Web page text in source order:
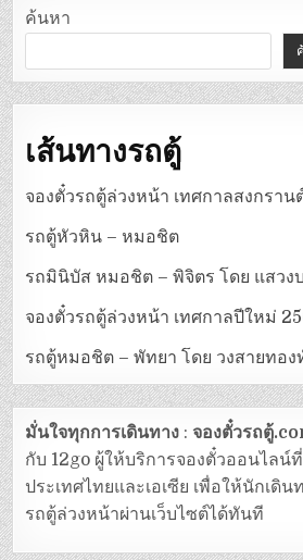
ค้นหา
เส้นทางรถตู้
จองตั๋วรถตู้ล่วงหน้า เทศกาลสงกราน
รถตู้หัวหิน – หมอชิต
รถมินิบัส หมอชิต – พิจิตร โดย แสวง
จองตั๋วรถตู้ล่วงหน้า เทศกาลปีใหม่
รถตู้หมอชิต – พัทยา โดย วงสายทอง
มั่นใจทุกการเดินทาง :จองตั๋วรถตู้
กับ 12go ผู้ให้บริการจองตั๋วออนไลน์
ประเทศไทยและเอเซีย เพื่อให้นักเดิ
รถตู้ล่วงหน้าผ่านเว็บไซต์ได้ทันที